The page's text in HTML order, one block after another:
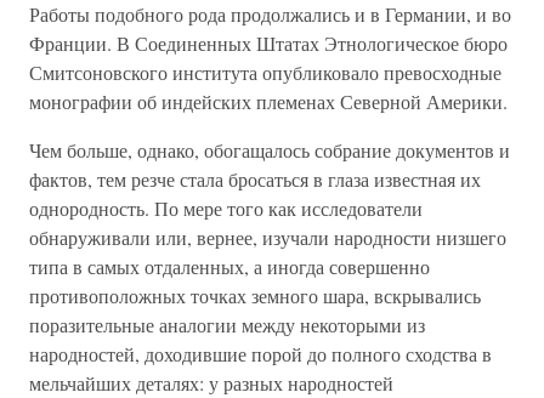
Работы подобного рода продолжались и в Германии, и во
Франции. В Соединенных Штатах Этнологическое бюро
Смитсоновского института опубликовало превосходные
монографии об индейских племенах Северной Америки.
Чем больше, однако, обогащалось собрание документов и
фактов, тем резче стала бросаться в глаза известная их
однородность. По мере того как исследователи
обнаруживали или, вернее, изучали народности низшего
типа в самых отдаленных, а иногда совершенно
противоположных точках земного шара, вскрывались
поразительные аналогии между некоторыми из
народностей, доходившие порой до полного сходства в
мельчайших деталях: у разных народностей